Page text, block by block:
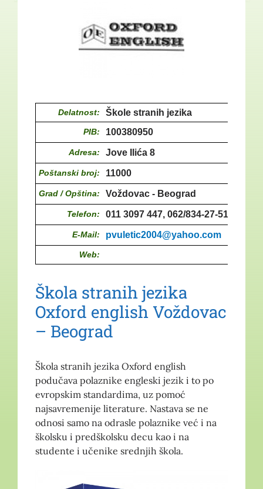
Delatnost: Škole stranih jezika
PIB: 100380950
Adresa: Jove Ilića 8
Poštanski broj: 11000
Grad / Opština: Voždovac - Beograd
Telefon: 011 3097 447, 062/834-27-51
E-Mail: pvuletic2004@yahoo.com
Web:
Škola stranih jezika
Oxford english Voždovac
– Beograd
Škola stranih jezika Oxford english
podučava polaznike engleski jezik i to po
evropskim standardima, uz pomoć
najsavremenije literature. Nastava se ne
odnosi samo na odrasle polaznike već i na
školsku i predškolsku decu kao i na
studente i učenike srednjih škola.